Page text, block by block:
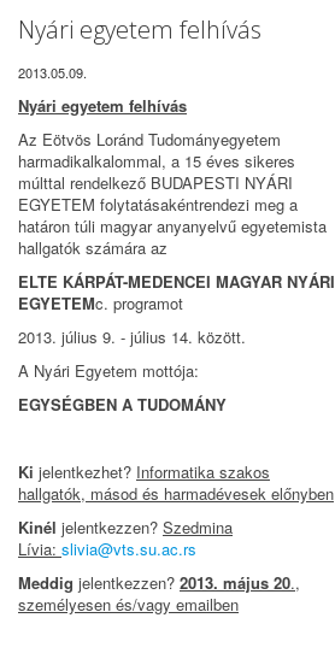
Nyári egyetem felhívás
2013.05.09.
Nyári egyetem felhívás
Az Eötvös Loránd Tudományegyetem
harmadikalkalommal, a 15 éves sikeres
múlttal rendelkező BUDAPESTI NYÁRI
EGYETEM folytatásakéntrendezi meg a
határon túli magyar anyanyelvű egyetemista
hallgatók számára az
ELTE KÁRPÁT-MEDENCEI MAGYAR NYÁRI
EGYETEMc. programot
2013. július 9. - július 14. között.
A Nyári Egyetem mottója:
EGYSÉGBEN A TUDOMÁNY
Ki jelentkezhet? Informatika szakos
hallgatók, másod és harmadévesek előnyben
Kinél jelentkezzen? Szedmina
Lívia: slivia@vts.su.ac.rs
Meddig jelentkezzen? 2013. május 20.,
személyesen és/vagy emailben